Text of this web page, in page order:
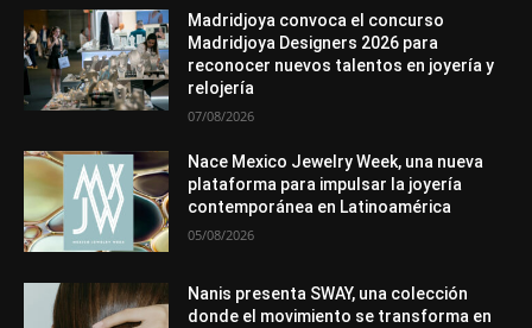
Mundo Técnico
Novedades Opiniones
Perspectiva
Premios
Secciones Sin categoría
Más
Madridjoya convoca el concurso
Madridjoya Designers 2026 para
reconocer nuevos talentos en joyería y
relojería
07/08/2026
Nace Mexico Jewelry Week, una nueva
plataforma para impulsar la joyería
contemporánea en Latinoamérica
05/08/2026
Nanis presenta SWAY, una colección
donde el movimiento se transforma en